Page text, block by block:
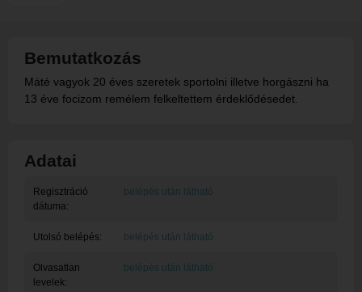
Bemutatkozás
Máté vagyok 20 éves szeretek sportolni illetve horgászni ha
13 éve focizom remélem felkeltettem érdeklődésedet.
Adatai
Regisztráció
dátuma:
belépés után látható
Utolsó belépés: belépés után látható
Olvasatlan
levelek:
belépés után látható